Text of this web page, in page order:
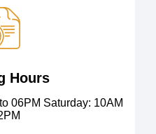
Hours
06PM Saturday: 10AM